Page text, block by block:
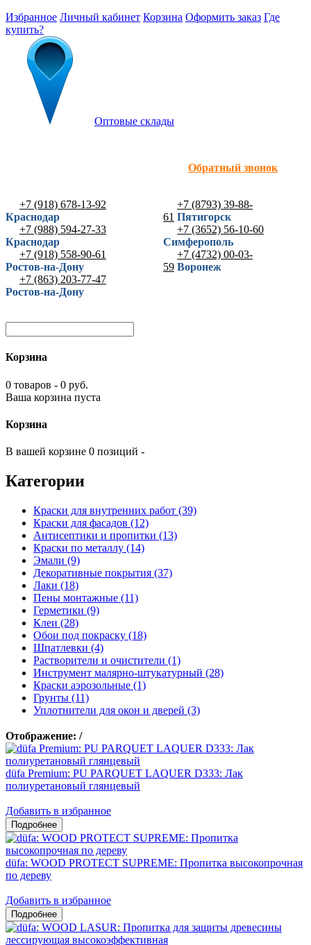
Избранное Личный кабинет Корзина Оформить заказ Где
купить?
Оптовые склады
Обратный звонок
+7 (918) 678-13-92
Краснодар
+7 (988) 594-27-33
Краснодар
+7 (918) 558-90-61
Ростов-на-Дону
+7 (863) 203-77-47
Ростов-на-Дону
+7 (8793) 39-88-
61 Пятигорск
+7 (3652) 56-10-60
Симферополь
+7 (4732) 00-03-
59 Воронеж
Корзина
0 товаров - 0 руб.
Ваша корзина пуста
Корзина
В вашей корзине 0 позиций -
Категории
Краски для внутренних работ (39)
Краски для фасадов (12)
Антисептики и пропитки (13)
Краски по металлу (14)
Эмали (9)
Декоративные покрытия (37)
Лаки (18)
Пены монтажные (11)
Герметики (9)
Клеи (28)
Обои под покраску (18)
Шпатлевки (4)
Растворители и очистители (1)
Инструмент малярно-штукатурный (28)
Краски аэрозольные (1)
Грунты (11)
Уплотнители для окон и дверей (3)
Отображение: /
düfa Premium: PU PARQUET LAQUER D333: Лак
полиуретановый глянцевый
Добавить в избранное
düfa: WOOD PROTECT SUPREME: Пропитка высокопрочная
по дереву
Добавить в избранное